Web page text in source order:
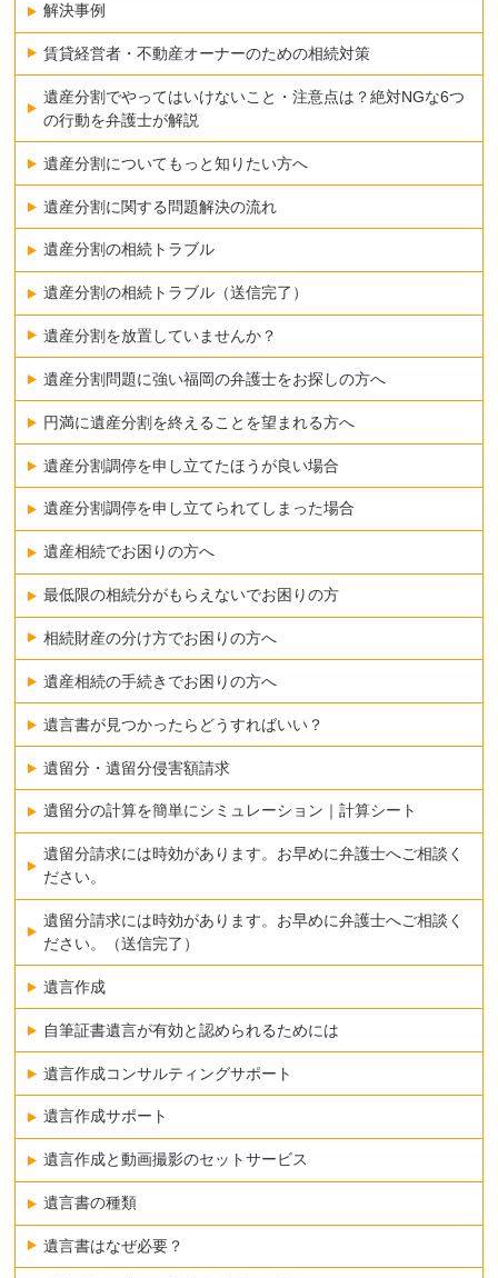
解決事例
賃貸経営者・不動産オーナーのための相続対策
遺産分割でやってはいけないこと・注意点は？絶対NGな6つ
の行動を弁護士が解説
遺産分割についてもっと知りたい方へ
遺産分割に関する問題解決の流れ
遺産分割の相続トラブル
遺産分割の相続トラブル（送信完了）
遺産分割を放置していませんか？
遺産分割問題に強い福岡の弁護士をお探しの方へ
円満に遺産分割を終えることを望まれる方へ
遺産分割調停を申し立てたほうが良い場合
遺産分割調停を申し立てられてしまった場合
遺産相続でお困りの方へ
最低限の相続分がもらえないでお困りの方
相続財産の分け方でお困りの方へ
遺産相続の手続きでお困りの方へ
遺言書が見つかったらどうすればいい？
遺留分・遺留分侵害額請求
遺留分の計算を簡単にシミュレーション｜計算シート
遺留分請求には時効があります。お早めに弁護士へご相談く
ださい。
遺留分請求には時効があります。お早めに弁護士へご相談く
ださい。（送信完了）
遺言作成
自筆証書遺言が有効と認められるためには
遺言作成コンサルティングサポート
遺言作成サポート
遺言作成と動画撮影のセットサービス
遺言書の種類
遺言書はなぜ必要？